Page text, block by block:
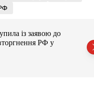
к
о
із заявою до
РФ у